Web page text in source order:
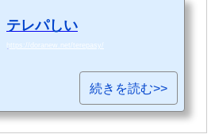
テレパしい
https://doranew.net/terepasy/
続きを読む>>